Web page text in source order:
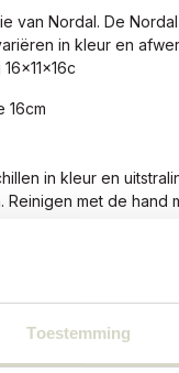
Toestemming
van Nordal. De
in kleur en
16cm
in kleur en
met de hand
9193